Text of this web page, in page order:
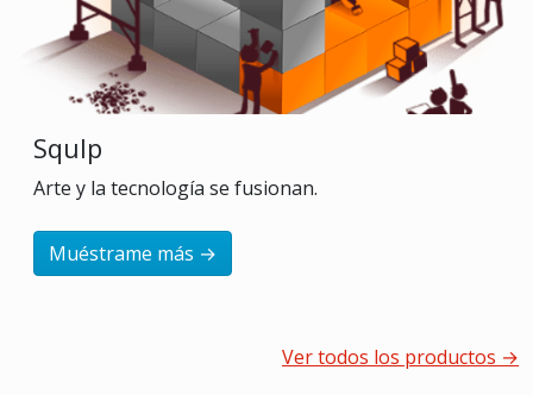
Squlp
Arte y la tecnología se fusionan.
Muéstrame más →
Ver todos los productos →